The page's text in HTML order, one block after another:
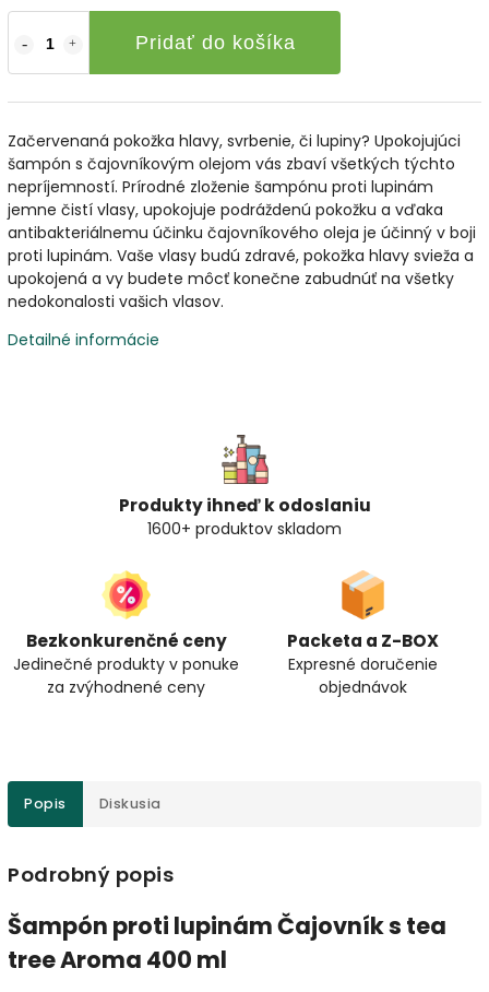
Pridať do košíka
Začervenaná pokožka hlavy, svrbenie, či lupiny? Upokojujúci
šampón s čajovníkovým olejom vás zbaví všetkých týchto
nepríjemností. Prírodné zloženie šampónu proti lupinám
jemne čistí vlasy, upokojuje podráždenú pokožku a vďaka
antibakteriálnemu účinku čajovníkového oleja je účinný v boji
proti lupinám. Vaše vlasy budú zdravé, pokožka hlavy svieža a
upokojená a vy budete môcť konečne zabudnúť na všetky
nedokonalosti vašich vlasov.
Detailné informácie
Produkty ihneď k odoslaniu
1600+ produktov skladom
Bezkonkurenčné ceny
Jedinečné produkty v ponuke
za zvýhodnené ceny
Packeta a Z-BOX
Expresné doručenie
objednávok
Popis Diskusia
Podrobný popis
Šampón proti lupinám Čajovník s tea
tree Aroma 400 ml